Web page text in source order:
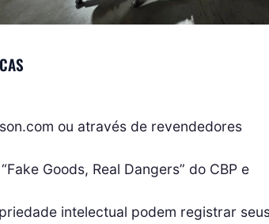
ou através de revendedores
Goods, Real Dangers” do CBP e
intelectual podem registrar